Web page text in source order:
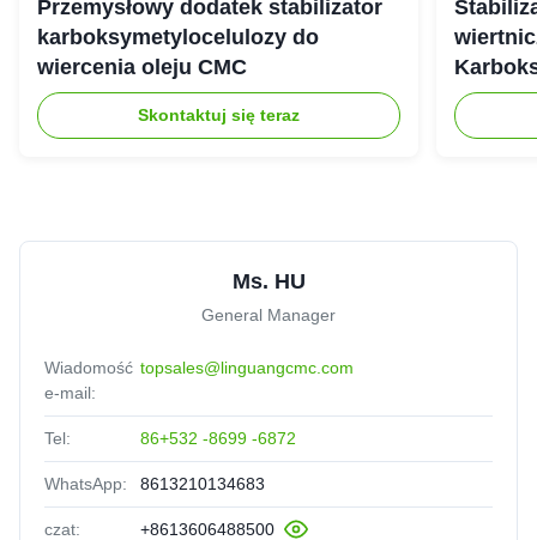
Przemysłowy dodatek stabilizator
karboksymetylocelulozy do
wiercenia oleju CMC
Skontaktuj się teraz
Ms. HU
General Manager
Wiadomość
e-mail:
topsales@linguangcmc.com
Tel: 86+532 -8699 -6872
WhatsApp: 8613210134683
czat: +8613606488500